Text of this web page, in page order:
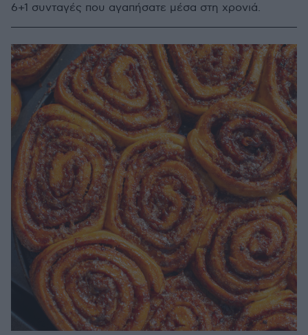
6+1 συνταγές που αγαπήσατε μέσα στη χρονιά.